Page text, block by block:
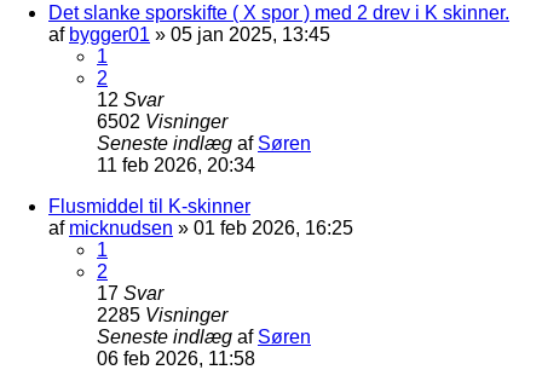
Det slanke sporskifte ( X spor ) med 2 drev i K skinner.
af bygger01 » 05 jan 2025, 13:45
1
2
12 Svar
6502 Visninger
Seneste indlæg af Søren
11 feb 2026, 20:34
Flusmiddel til K-skinner
af micknudsen » 01 feb 2026, 16:25
1
2
17 Svar
2285 Visninger
Seneste indlæg af Søren
06 feb 2026, 11:58